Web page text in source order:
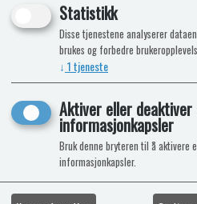
Statistikk
Disse tjenestene analyserer
brukes og forbedre
↓ 1tjeneste
Aktiver eller
informasjonkapsler
Bruk denne bryteren til å aktivere
informasjonkapsler.